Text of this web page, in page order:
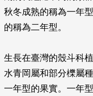
秋冬成熟的稱為一年
的稱為二年型。
生長在臺灣的殼斗科
水青岡屬和部分櫟屬
一年型的果實。一年